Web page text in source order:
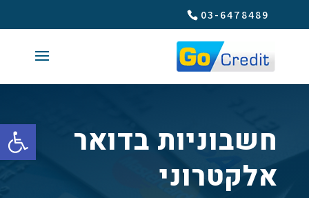
פתח
03-6478489
חשבוניות בדואר
אלקטרוני